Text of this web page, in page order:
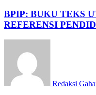
BPIP: BUKU TEKS
REFERENSI
Redaksi